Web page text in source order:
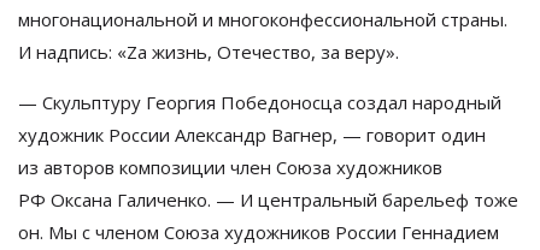
многонациональной и многоконфессиональной страны.
И надпись: «Zа жизнь, Отечество, за веру».
— Скульптуру Георгия Победоносца создал народный
художник России Александр Вагнер, — говорит один
из авторов композиции член Союза художников
РФ Оксана Галиченко. — И центральный барельеф тоже
он. Мы с членом Союза художников России Геннадием